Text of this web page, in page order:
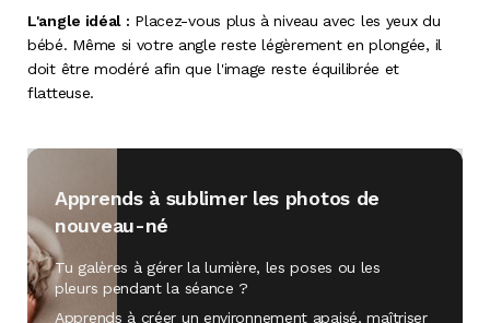
L'angle idéal : Placez-vous plus à niveau avec les yeux du
bébé. Même si votre angle reste légèrement en plongée, il
doit être modéré afin que l'image reste équilibrée et
flatteuse.
Apprends à sublimer les photos de
nouveau-né
Tu galères à gérer la lumière, les poses ou les
pleurs pendant la séance ?
Apprends à créer un environnement apaisé, maîtriser